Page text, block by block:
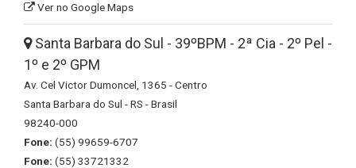
Ver no Google Maps
Santa Barbara do Sul - 39ºBPM - 2ª Cia - 2º Pel -
1º e 2º GPM
Av. Cel Victor Dumoncel, 1365 - Centro
Santa Barbara do Sul - RS - Brasil
98240-000
Fone: (55) 99659-6707
Fone: (55) 33721332